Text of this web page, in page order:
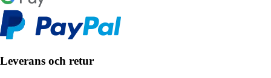
Leverans och retur